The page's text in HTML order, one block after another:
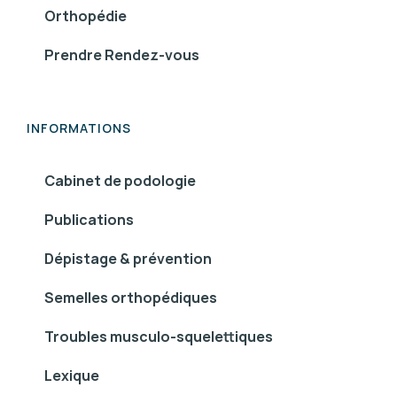
Orthopédie
Prendre Rendez-vous
INFORMATIONS
Cabinet de podologie
Publications
Dépistage & prévention
Semelles orthopédiques
Troubles musculo-squelettiques
Lexique